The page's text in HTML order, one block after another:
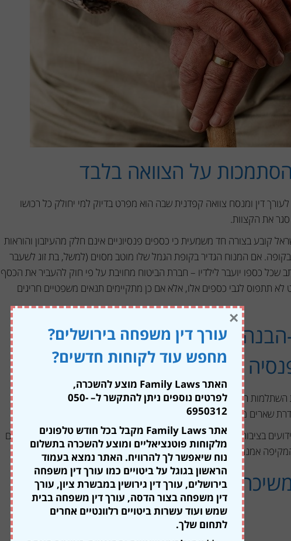
על הצוואה בלבד
דין ומנסח צוואה קפדנית שבה הוא מפרט בדיוק למי יחולק כל רכושו
את הקצוות.
קובע בצורה חד משמעית כי כספים פנסיוניים אינם חלק מהעיזבון והוראות
בקופה. אם המנוח הגדיר בקופת הגמל שלו מוטב מסוים (למשל, בת זוג לשעבר
כתב שכל כספו יועבר לילדיו – חברת הביטוח מחויבת על פי חוק להעביר את הכסף
תתפוס לגבי כספים אלו, אלא אם כן מתקיימים תנאים משפטיים חריגים
של ההבדל בין "מוטבים"
השתלמות הכסף מחולק למוטבים שאתם קובעים, בקרן פנסיה מקיפה חוקי
שארים מכוח תקנון הקרן ולא לפי בחירתכם.
שארים מוגדרים בחוק כבן/בת זוג (לרבות ידועים בציבור) וילדים עד גיל 21. אם לחוסך אין "שארים" חוקיים (בן זוג או ילדים
אמנם יעבור למוטבים או לעיזבון – אך, הזכות לקצבה חודשית אובדת.
הונית מהירה של כספי נפטר
עורך דין משפחה בירושלים?
מחפש עוד לקוחות חדשים?
האתר Family Laws מוצע להשכרה,
לפרטים נוספים ניתן להתקשר ל – 050-
6950312
אתר Family Laws מקבל בכל חודש טלפונים
מלקוחות פוטנציאליים ומוצע להשכרה בתשלום
נוח שיאפשר לך להרוויח. האתר נמצא בעמוד
הראשון בגוגל על ביטויים כמו עורך דין משפחה
בירושלים, עורך דין גירושין במבשרת ציון, עורך
דין משפחה בצור הדסה, עורך דין משפחה בבית
שמש ועוד עשרות ביטויים רלוונטיים אחרים
לתחום שלך.
×